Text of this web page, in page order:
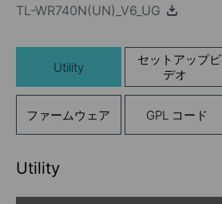
TL-WR740N(UN)_V6_UG
Utility
セットアップビ
デオ
ファームウェア GPL コード
Utility